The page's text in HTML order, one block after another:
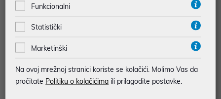
DOSTUPNOST NA UPIT
Dodaj u favorite
Funkcionalni
Statistički
Marketinški
Na ovoj mrežnoj stranici koriste se kolačići. Molimo Vas da
pročitate Politiku o kolačićima ili prilagodite postavke.